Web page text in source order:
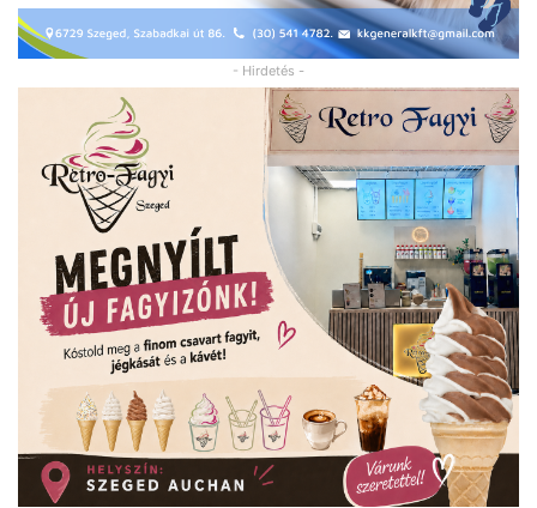
- Hirdetés -